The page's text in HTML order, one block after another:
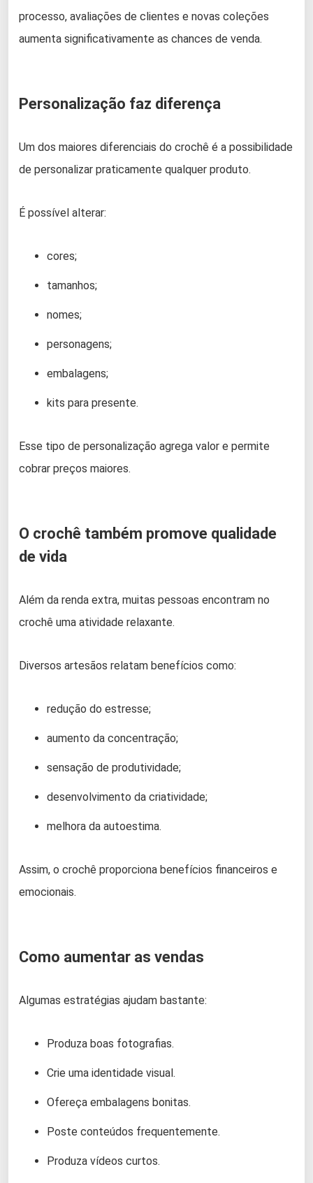
processo, avaliações de clientes e novas coleções
aumenta significativamente as chances de venda.
Personalização faz diferença
Um dos maiores diferenciais do crochê é a possibilidade
de personalizar praticamente qualquer produto.
É possível alterar:
cores;
tamanhos;
nomes;
personagens;
embalagens;
kits para presente.
Esse tipo de personalização agrega valor e permite
cobrar preços maiores.
O crochê também promove qualidade
de vida
Além da renda extra, muitas pessoas encontram no
crochê uma atividade relaxante.
Diversos artesãos relatam benefícios como:
redução do estresse;
aumento da concentração;
sensação de produtividade;
desenvolvimento da criatividade;
melhora da autoestima.
Assim, o crochê proporciona benefícios financeiros e
emocionais.
Como aumentar as vendas
Algumas estratégias ajudam bastante:
Produza boas fotografias.
Crie uma identidade visual.
Ofereça embalagens bonitas.
Poste conteúdos frequentemente.
Produza vídeos curtos.